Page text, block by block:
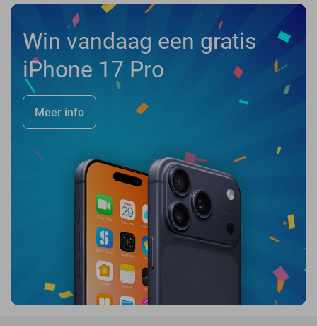
Win vandaag een gratis
iPhone 17 Pro
Meer info